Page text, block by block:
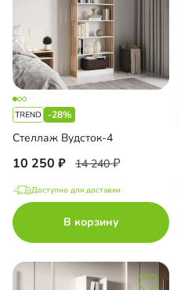
-28%
Стеллаж Вудсток-4
10 250 14 240
Доступно для доставки
В корзину